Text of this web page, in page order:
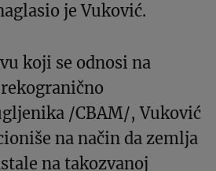
je Vuković.
koji se odnosi na
/CBAM/, Vuković
na način da zemlja
na takozvanoj